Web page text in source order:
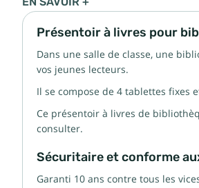
Présentoir à livres pour
Dans une salle de classe, une
vos jeunes lecteurs.
Il se compose de 4 tablettes fixes
Ce présentoir à livres de
consulter.
Sécuritaire et conforme
Garanti 10 ans contre tous les